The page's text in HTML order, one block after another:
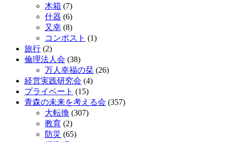
木箱 (7)
什器 (6)
又幸 (8)
コンポスト (1)
旅行 (2)
倫理法人会 (38)
万人幸福の栞 (26)
経営実践研究会 (4)
プライベート (15)
青森の未来を考える会 (357)
大転換 (307)
教育 (2)
防災 (65)